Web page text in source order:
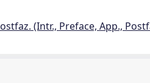
(Intr., Preface, App.,